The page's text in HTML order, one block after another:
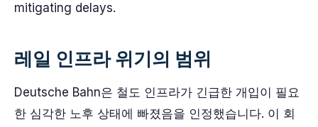
mitigating delays.
레일 인프라 위기의 범위
Deutsche Bahn은 철도 인프라가 긴급한 개입이 필요
한 심각한 노후 상태에 빠졌음을 인정했습니다. 이 회